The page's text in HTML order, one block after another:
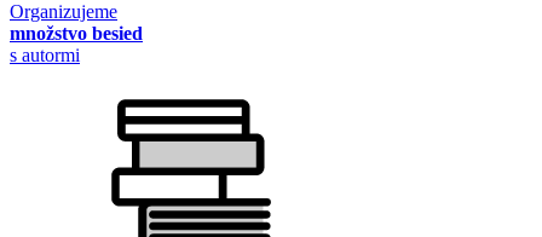
Organizujeme
množstvo besied
s autormi